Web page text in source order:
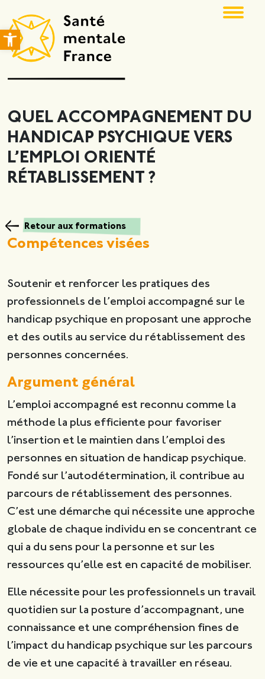
Ouvrir la barre d’outils
QUEL ACCOMPAGNEMENT DU
HANDICAP PSYCHIQUE VERS
L’EMPLOI ORIENTÉ
RÉTABLISSEMENT ?
Retour aux formations
Compétences visées
Soutenir et renforcer les pratiques des
professionnels de l’emploi accompagné sur le
handicap psychique en proposant une approche
et des outils au service du rétablissement des
personnes concernées.
Argument général
L’emploi accompagné est reconnu comme la
méthode la plus efficiente pour favoriser
l’insertion et le maintien dans l’emploi des
personnes en situation de handicap psychique.
Fondé sur l’autodétermination, il contribue au
parcours de rétablissement des personnes.
C’est une démarche qui nécessite une approche
globale de chaque individu en se concentrant ce
qui a du sens pour la personne et sur les
ressources qu’elle est en capacité de mobiliser.
Elle nécessite pour les professionnels un travail
quotidien sur la posture d’accompagnant, une
connaissance et une compréhension fines de
l’impact du handicap psychique sur les parcours
de vie et une capacité à travailler en réseau.